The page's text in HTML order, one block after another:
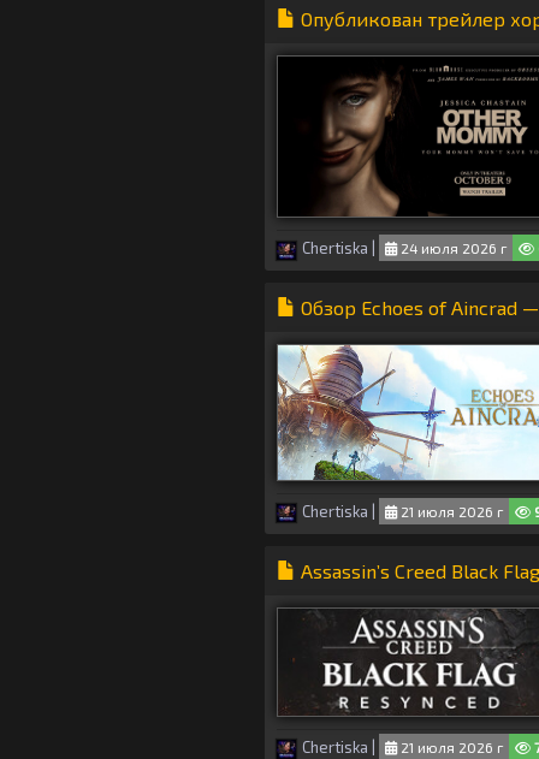
Опубликован трейлер
Chertiska 24 июля 2026 г
Обзор Echoes of Aincrad
Chertiska 21 июля 2026 г
Assassin’s Creed Black
Chertiska 21 июля 2026 г